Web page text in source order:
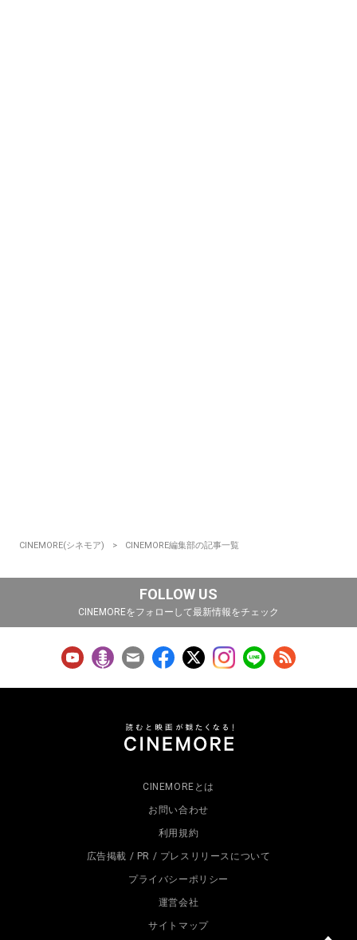
CINEMORE(シネモア) CINEMORE編集部の記事一覧
FOLLOW US
CINEMOREをフォローして最新情報をチェック
CINEMOREとは
お問い合わせ
利用規約
広告掲載 / PR / プレスリリースについて
プライバシーポリシー
運営会社
サイトマップ